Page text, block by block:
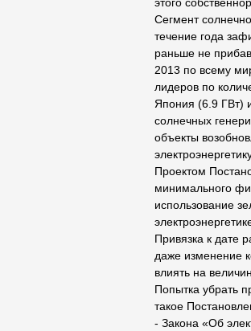
этого
Сегмент
течение года
раньше не
2013 по всему
лидеров по
Япония (6.9 ГВт)
солнечных
объекты
Проектом
минимального
использование
Привязка к дате
даже изменение
влиять на
Попытка убрать
такое
- Закона «Об